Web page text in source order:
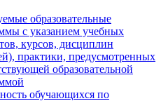
образовательные
с указанием учебных
курсов, дисциплин
практики, предусмотренных
образовательной
обучающихся по